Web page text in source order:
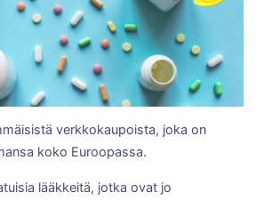
verkkokaupoista, joka on
koko Euroopassa.
lääkkeitä, jotka ovat jo